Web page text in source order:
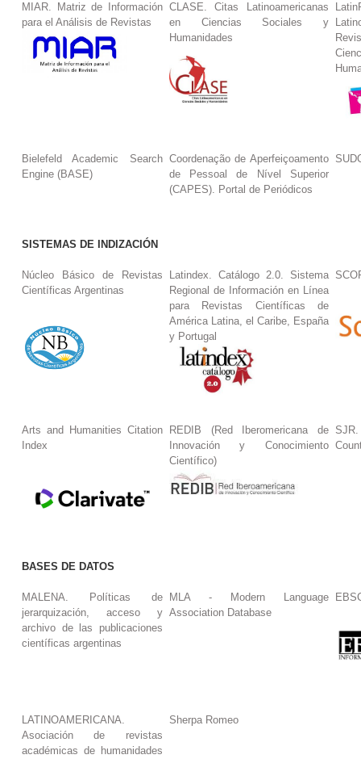
MIAR. Matriz de Información
para el Análisis de Revistas
CLASE. Citas Latinoamericanas
en Ciencias Sociales y
Humanidades
Bielefeld Academic Search
Engine (BASE)
Coordenação de Aperfeiçoamento
de Pessoal de Nível Superior
(CAPES). Portal de Periódicos
SISTEMAS DE INDIZACIÓN
Núcleo Básico de Revistas
Científicas Argentinas
Latindex. Catálogo 2.0. Sistema
Regional de Información en Línea
para Revistas Científicas de
América Latina, el Caribe, España
y Portugal
Arts and Humanities Citation
Index
REDIB (Red Iberomericana de
Innovación y Conocimiento
Científico)
BASES DE DATOS
MALENA. Políticas de
jerarquización, acceso y
archivo de las publicaciones
científicas argentinas
MLA - Modern Language
Association Database
LATINOAMERICANA.
Asociación de revistas
académicas de humanidades
Sherpa Romeo